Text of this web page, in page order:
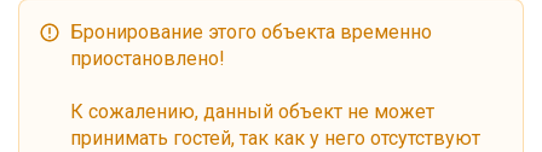
Бронирование этого объекта временно
приостановлено!
К сожалению, данный объект не может
принимать гостей, так как у него отсутствуют